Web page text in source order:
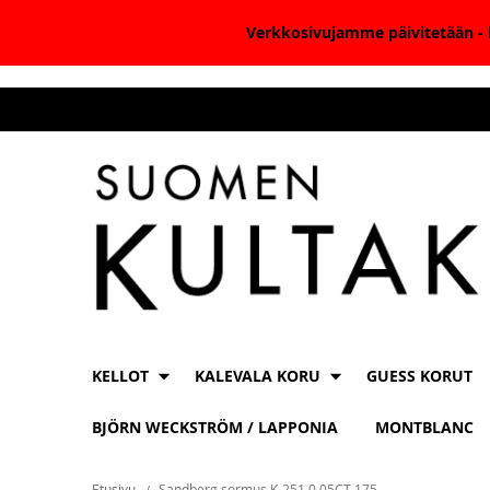
Verkkosivujamme päivitetään
to
KELLOT KALEVALA KORU GUESS KORUT
BJÖRN WECKSTRÖM / LAPPONIA MONTBLANC